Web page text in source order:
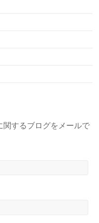
するブログをメールで